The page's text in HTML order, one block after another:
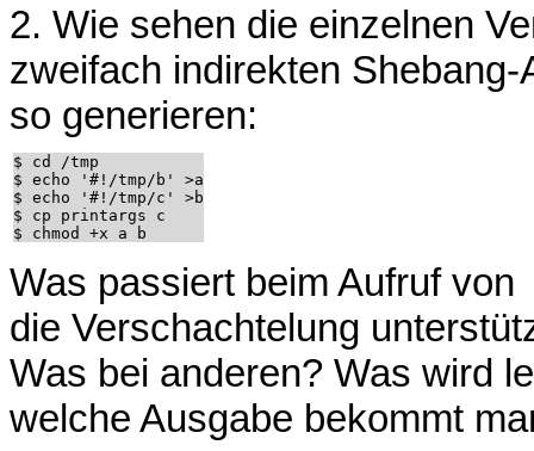
2. Wie sehen die einzelnen
zweifach indirekten
so generieren:
$ cd /tmp
$ echo '#!/tmp/b' >a
$ echo '#!/tmp/c' >b
$ cp printargs c
Was passiert beim Aufruf von
die Verschachtelung
Was bei anderen? Was wird
welche Ausgabe bekommt